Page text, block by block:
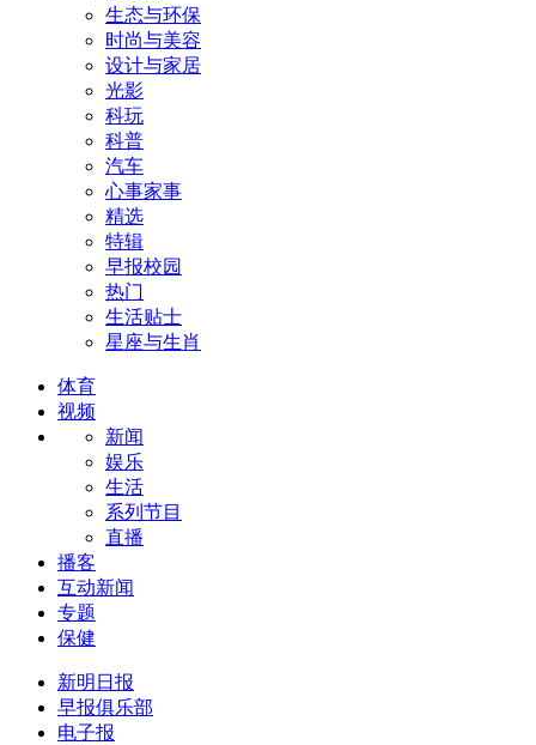
生态与环保
时尚与美容
设计与家居
光影
科玩
科普
汽车
心事家事
精选
特辑
早报校园
热门
生活贴士
星座与生肖
体育
视频
新闻
娱乐
生活
系列节目
直播
播客
互动新闻
专题
保健
新明日报
早报俱乐部
电子报